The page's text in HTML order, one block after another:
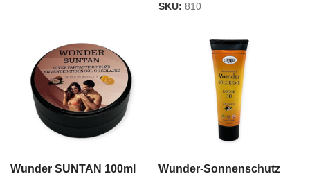
SKU: 810
Wunder SUNTAN 100ml
Wunder-Sonnenschutz